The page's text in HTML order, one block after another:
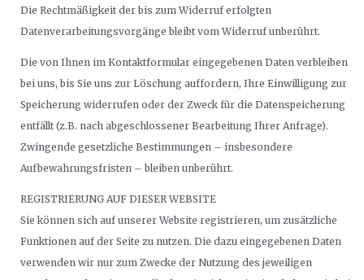
Die Rechtmäßigkeit der bis zum Widerruf erfolgten
Datenverarbeitungsvorgänge bleibt vom Widerruf unberührt.
Die von Ihnen im Kontaktformular eingegebenen Daten verbleiben
bei uns, bis Sie uns zur Löschung auffordern, Ihre Einwilligung zur
Speicherung widerrufen oder der Zweck für die Datenspeicherung
entfällt (z.B. nach abgeschlossener Bearbeitung Ihrer Anfrage).
Zwingende gesetzliche Bestimmungen – insbesondere
Aufbewahrungsfristen – bleiben unberührt.
REGISTRIERUNG AUF DIESER WEBSITE
Sie können sich auf unserer Website registrieren, um zusätzliche
Funktionen auf der Seite zu nutzen. Die dazu eingegebenen Daten
verwenden wir nur zum Zwecke der Nutzung des jeweiligen